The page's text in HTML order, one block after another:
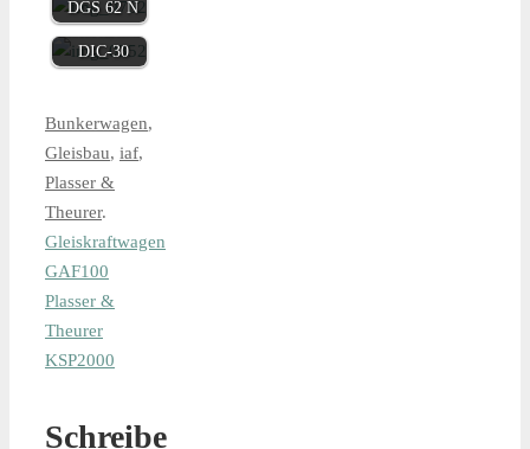
DGS 62 N
Theurer
Motorturmwagen
DIC-30
Bunkerwagen,
Gleisbau, iaf,
Plasser &
Theurer.
Gleiskraftwagen
GAF100
Plasser &
Theurer
KSP2000
Schreibe